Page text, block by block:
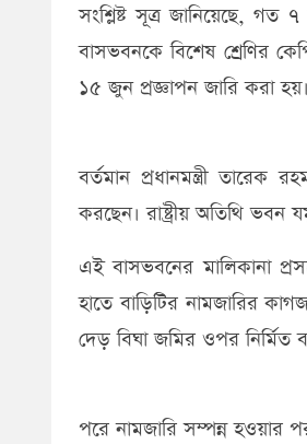
সংশ্লিষ্ট সূত্র জানিয়েছে,
বাসভবনকে বিশেষ শ্রেণির
১৫ জুন প্রজ্ঞাপন জারি করা
বর্তমান প্রধানমন্ত্রী
করছেন। রাষ্ট্রীয় অতিথি ভবন
এই বাসভবনের মালিকানা
হাতে বাড়িটির নামজারির
দেড় বিঘা জমির ওপর নির্মিত
পরে নামজারি সম্পন্ন হওয়ার